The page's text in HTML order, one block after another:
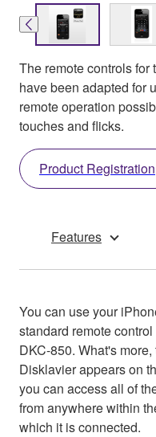
The remote controls
have been adapted for
remote operation
touches and flicks.
Product Registration
Features
You can use your
standard remote
DKC-850. What's
Disklavier appears on
you can access all of
from anywhere within
which it is connected.